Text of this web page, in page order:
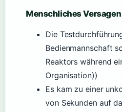
Menschliches
Die
Bedienmannschaft
Reaktors während
Organisation))
Es kam zu einer
von Sekunden auf